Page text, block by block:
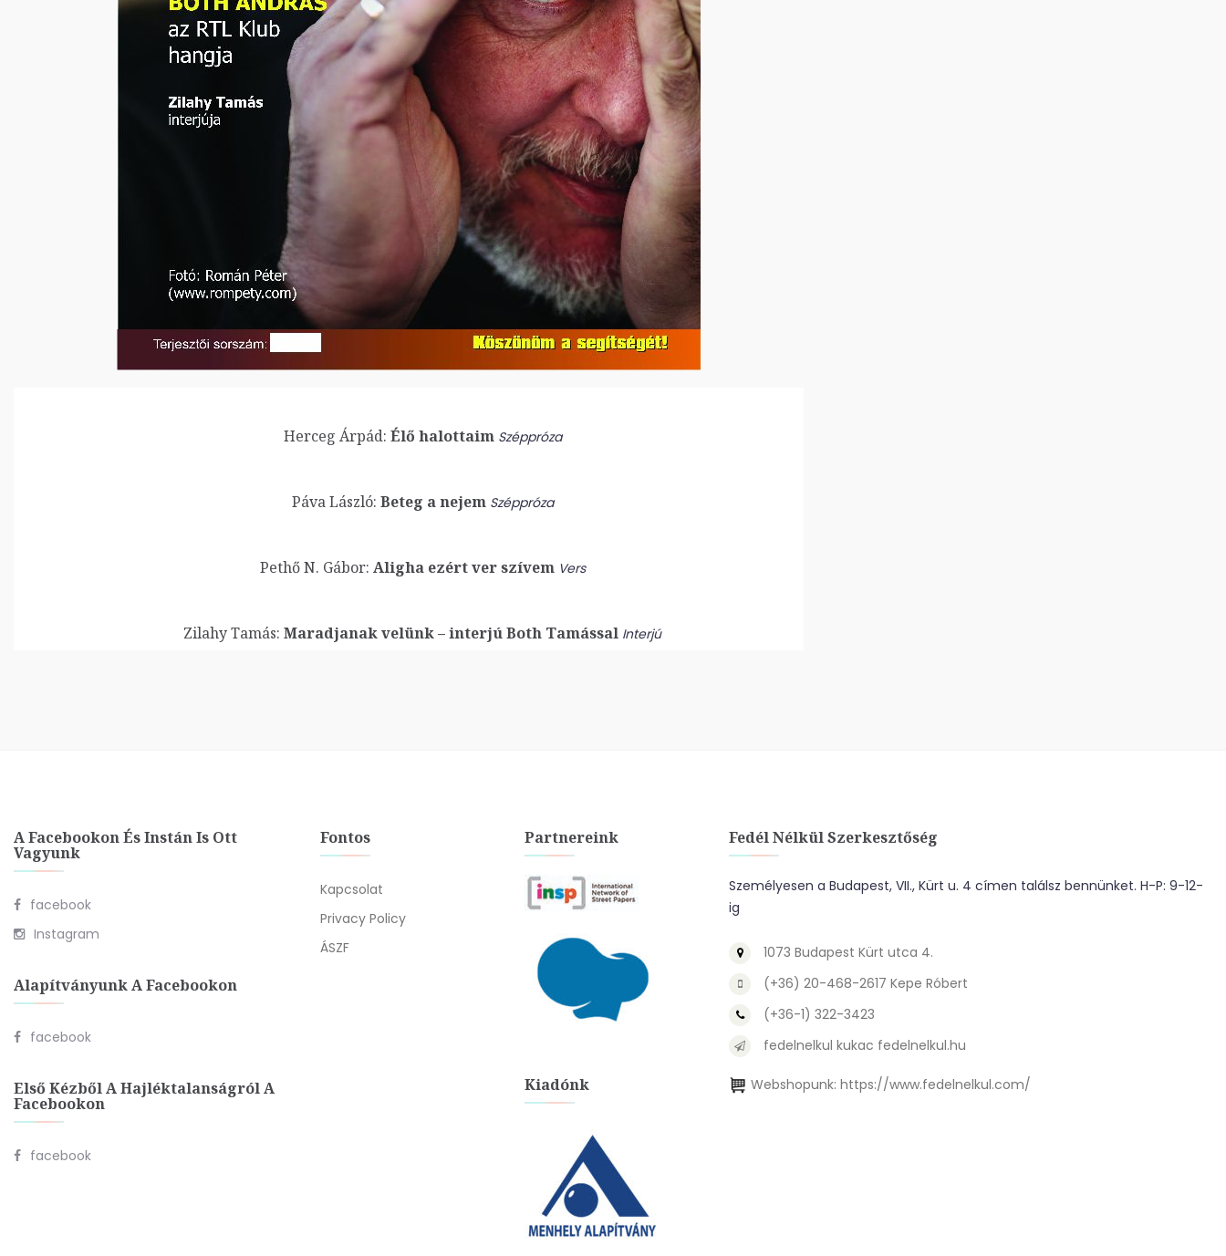
Herceg Árpád: Élő halottaim Széppróza
Páva László: Beteg a nejem Széppróza
Pethő N. Gábor: Aligha ezért ver szívem Vers
Zilahy Tamás: Maradjanak velünk – interjú Both Tamással Interjú
A Facebookon És Instán Is Ott
Vagyunk
facebook
Instagram
Alapítványunk A Facebookon
facebook
Első Kézből A Hajléktalanságról A
Facebookon
facebook
Fontos
Kapcsolat
Privacy Policy
ÁSZF
Partnereink
Kiadónk
Fedél Nélkül Szerkesztőség
Személyesen a Budapest, VII., Kürt u. 4 címen találsz bennünket. H-P: 9-12-
ig
1073 Budapest Kürt utca 4.
(+36) 20-468-2617 Kepe Róbert
(+36-1) 322-3423
fedelnelkul kukac fedelnelkul.hu
Webshopunk: https://www.fedelnelkul.com/